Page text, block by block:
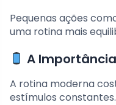
Pequenas ações
uma rotina mais
A
A rotina moderna
estímulos constantes.